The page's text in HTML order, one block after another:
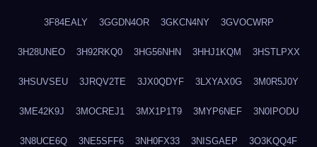
3F84EALY 3GGDN4OR 3GKCN4NY 3GVOCWRP
3H28UNEO 3H92RKQ0 3HG56NHN 3HHJ1KQM 3HSTLPXX
3HSUVSEU 3JRQV2TE 3JX0QDYF 3LXYAX0G 3M0R5J0Y
3ME42K9J 3MOCREJ1 3MX1P1T9 3MYP6NEF 3N0IPODU
3N8UCE6Q 3NE5SFF6 3NH0FX33 3NISGAEP 3O3KQQ4F